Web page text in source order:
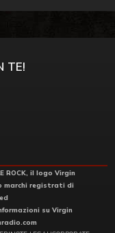
TE!
ROCK, il logo Virgin
marchi registrati di
su Virgin